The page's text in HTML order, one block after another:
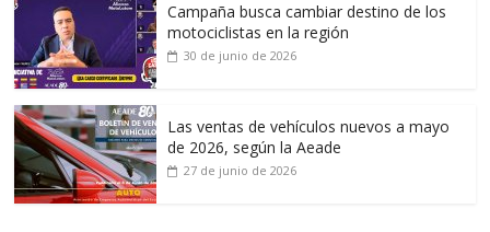
Campaña busca cambiar destino de los
motociclistas en la región
30 de junio de 2026
Las ventas de vehículos nuevos a mayo
de 2026, según la Aeade
27 de junio de 2026